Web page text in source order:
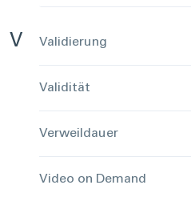
V Validierung
Validität
Verweildauer
Video on Demand